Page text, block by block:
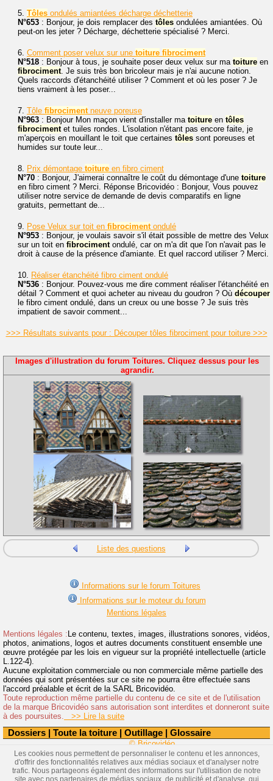
Dossiers | Toute la toiture | Outillage | Glossaire
5. Tôles ondulés amiantées décharge déchetterie
N°653 : Bonjour, je dois remplacer des tôles ondulées amiantées. Où
peut-on les jeter ? Décharge, déchetterie spécialisé ? Merci.
6. Comment poser velux sur une toiture fibrociment
N°518 : Bonjour à tous, je souhaite poser deux velux sur ma toiture en
fibrociment. Je suis très bon bricoleur mais je n'ai aucune notion.
Quels raccords d'étanchéité utiliser ? Comment et où les poser ? Je
tiens vraiment à les poser...
7. Tôle fibrocimentneuve poreuse
N°963 : Bonjour Mon maçon vient d'installer ma toiture en tôles
fibrocimentet tuiles rondes. L'isolation n'étant pas encore faite, je
m'aperçois en mouillant le toit que certaines tôles sont poreuses et
humides sur toute leur...
8. Prix démontage toiture en fibro ciment
N°70 : Bonjour, J'aimerai connaître le coût du démontage d'une toiture
en fibro ciment ? Merci. Réponse Bricovidéo : Bonjour, Vous pouvez
utiliser notre service de demande de devis comparatifs en ligne
gratuits, permettant de...
9. Pose Velux sur toit en fibrocimentondulé
N°953 : Bonjour, je voulais savoir s'il était possible de mettre des Velux
sur un toit en fibrocimentondulé, car on m'a dit que l'on n'avait pas le
droit à cause de la présence d'amiante. Et quel raccord utiliser ? Merci.
10. Réaliser étanchéité fibro ciment ondulé
N°536 : Bonjour. Pouvez-vous me dire comment réaliser l'étanchéité en
détail ? Comment et quoi acheter au niveau du goudron ? Où découper
le fibro ciment ondulé, dans un creux ou une bosse ? Je suis très
impatient de savoir comment...
>>> Résultats suivants pour : Découper tôles fibrociment pour toiture >>>
Images d'illustration du forum Toitures. Cliquez dessus pour les
agrandir.
Liste des questions
Informations sur le forum Toitures
Informations sur le moteur du forum
Mentions légales
Mentions légales : Le contenu, textes, images, illustrations sonores, vidéos,
photos, animations, logos et autres documents constituent ensemble une
œuvre protégée par les lois en vigueur sur la propriété intellectuelle (article
L.122-4).
Aucune exploitation commerciale ou non commerciale même partielle des
données qui sont présentées sur ce site ne pourra être effectuée sans
l'accord préalable et écrit de la SARL Bricovidéo.
Toute reproduction même partielle du contenu de ce site et de l'utilisation
de la marque Bricovidéo sans autorisation sont interdites et donneront suite
à des poursuites. >> Lire la suite
© Bricovidéo
Les cookies nous permettent de personnaliser le contenu et les annonces,
d'offrir des fonctionnalités relatives aux médias sociaux et d'analyser notre
trafic. Nous partageons également des informations sur l'utilisation de notre
site avec nos partenaires de médias sociaux, de publicité et d'analyse, qui